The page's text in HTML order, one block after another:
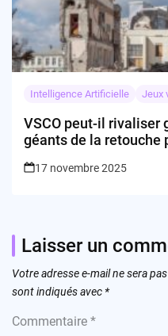
Intelligence Artificielle Jeux
VSCO peut-il rivaliser
géants de la retouche
17 novembre 2025
Laisser un
Votre adresse e-mail ne sera
sont indiqués avec *
Commentaire *